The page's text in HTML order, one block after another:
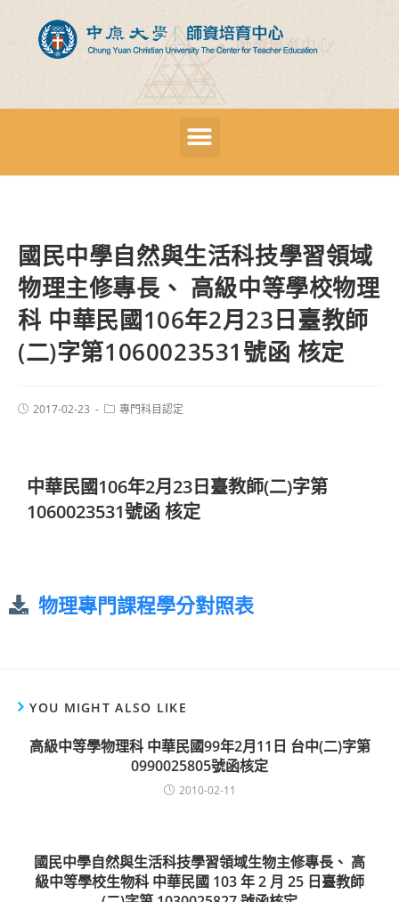
國民中學自然與生活科技學習領域
物理主修專長、 高級中等學校物理
科 中華民國106年2月23日臺教師
(二)字第1060023531號函 核定
2017-02-23 專門科目認定
中華民國106年2月23日臺教師(二)字第
1060023531號函 核定
物理專門課程學分對照表
YOU MIGHT ALSO LIKE
高級中等學物理科 中華民國99年2月11日 台中(二)字第
0990025805號函核定
2010-02-11
國民中學自然與生活科技學習領域生物主修專長、 高
級中等學校生物科 中華民國 103 年 2 月 25 日臺教師